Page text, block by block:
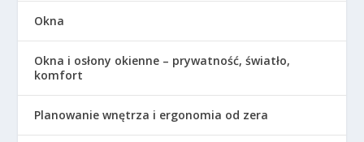
Okna
Okna i osłony okienne – prywatność, światło,
komfort
Planowanie wnętrza i ergonomia od zera